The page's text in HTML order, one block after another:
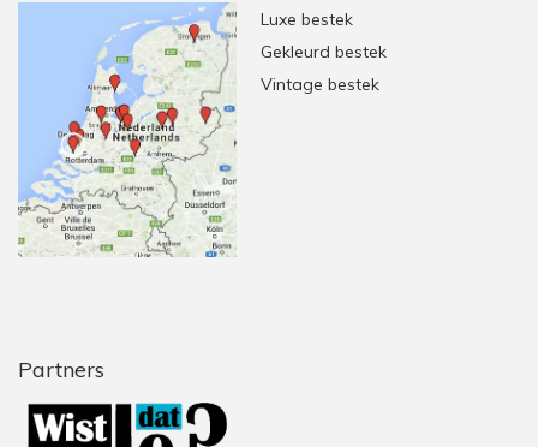
Luxe bestek
Gekleurd bestek
Vintage bestek
Partners